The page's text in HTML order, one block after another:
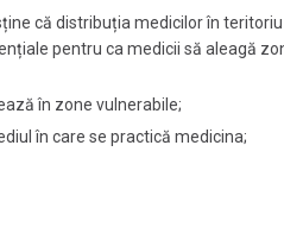
că distribuția medicilor în
pentru ca medicii să aleagă
în zone vulnerabile;
în care se practică medicina;